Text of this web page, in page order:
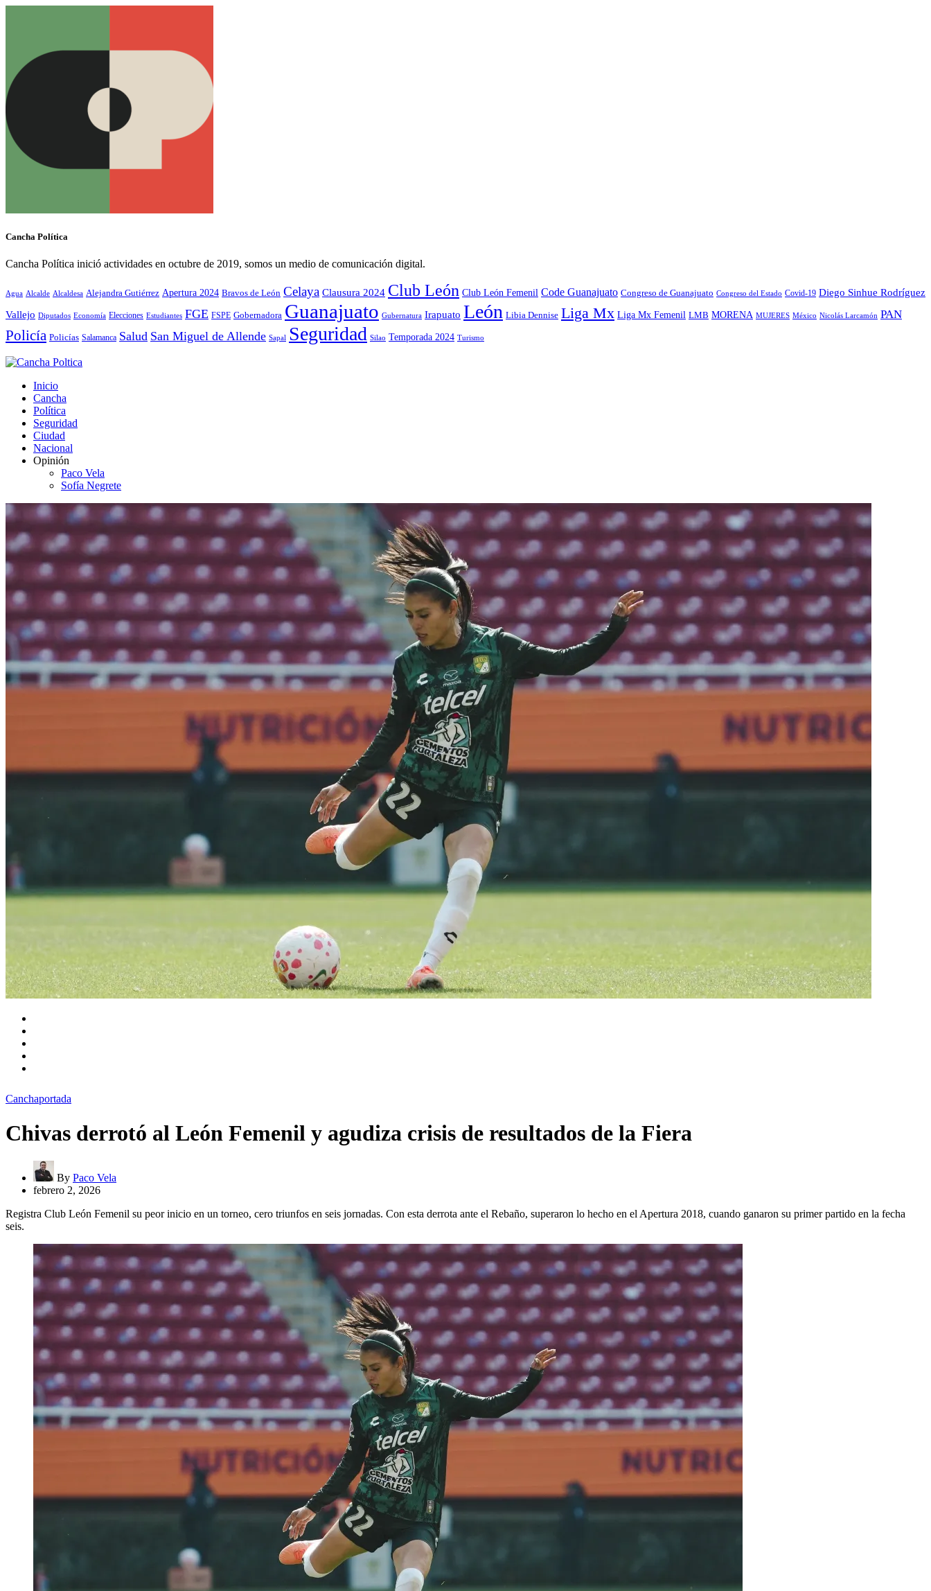
Cancha Política
Cancha Política inició actividades en octubre de 2019, somos un medio de comunicación digital.
Agua Alcalde Alcaldesa Alejandra Gutiérrez Apertura 2024 Bravos de León Celaya Clausura 2024 Club León Club León Femenil Code Guanajuato Congreso de Guanajuato Congreso del Estado Covid-19 Diego Sinhue Rodríguez
Vallejo Diputados Economía Elecciones Estudiantes FGE FSPE Gobernadora Guanajuato Gubernatura Irapuato León Libia Dennise Liga Mx Liga Mx Femenil LMB MORENA MUJERES México Nicolás Larcamón PAN
Policía Policías Salamanca Salud San Miguel de Allende Sapal Seguridad Silao Temporada 2024 Turismo
Inicio
Cancha
Política
Seguridad
Ciudad
Nacional
Opinión
Paco Vela
Sofía Negrete
Canchaportada
Chivas derrotó al León Femenil y agudiza crisis de resultados de la Fiera
By Paco Vela
febrero 2, 2026
Registra Club León Femenil su peor inicio en un torneo, cero triunfos en seis jornadas. Con esta derrota ante el Rebaño, superaron lo hecho en el Apertura 2018, cuando ganaron su primer partido en la fecha
seis.